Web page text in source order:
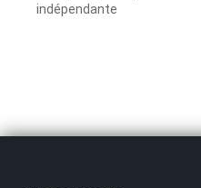
indépendante